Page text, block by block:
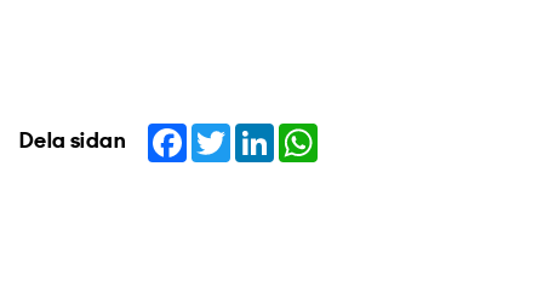
Dela sidan Facebook
TwitterLinkedIn